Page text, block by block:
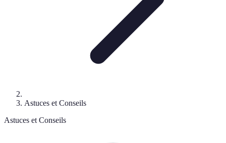
Astuces et Conseils
Astuces et Conseils